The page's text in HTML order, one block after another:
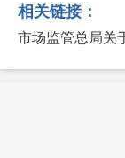
相关链接：
市场监管总局关